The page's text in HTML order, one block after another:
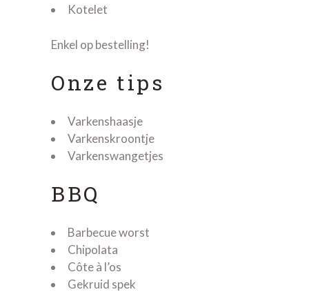
Kotelet
Enkel op bestelling!
Onze tips
Varkenshaasje
Varkenskroontje
Varkenswangetjes
BBQ
Barbecue worst
Chipolata
Côte à l’os
Gekruid spek